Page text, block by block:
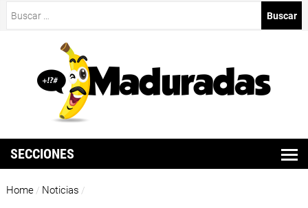
SECCIONES
Home / Noticias /